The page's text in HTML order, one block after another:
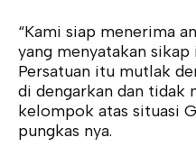
“Kami siap menerima
yang menyatakan
Persatuan itu mutlak
di dengarkan dan tidak
kelompok atas situasi
pungkas nya.